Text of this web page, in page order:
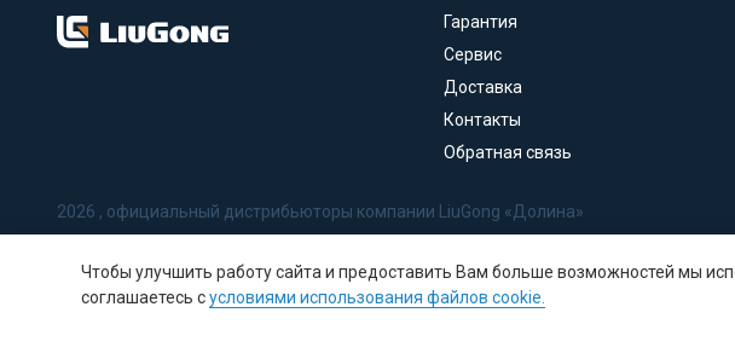
Гарантия
Сервис
Доставка
Контакты
Обратная связь
2026 , официальный дистрибьюторы компании LiuGong «Долина»
Политика в отношении обработки персональных данных
Соглашение на обработку персональных данных
Политика использования Cookie-файлов
Чтобы улучшить работу сайта и предоставить Вам больше возможностей мы
соглашаетесь сусловиями использования файлов cookie.